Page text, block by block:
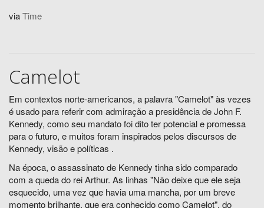
viaTime
Camelot
Em contextos norte-americanos, a palavra "Camelot" às vezes
é usado para referir com admiração a presidência de John F.
Kennedy, como seu mandato foi dito ter potencial e promessa
para o futuro, e muitos foram inspirados pelos discursos de
Kennedy, visão e políticas .
Na época, o assassinato de Kennedy tinha sido comparado
com a queda do rei Arthur. As linhas "Não deixe que ele seja
esquecido, uma vez que havia uma mancha, por um breve
momento brilhante, que era conhecido como Camelot", do